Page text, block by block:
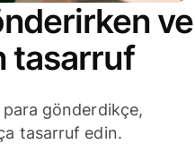
ve
tasarruf
gönderdikçe,
tasarruf edin.